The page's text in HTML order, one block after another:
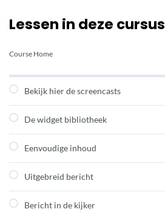
Lessen in deze cursus
Course Home
Bekijk hier de screencasts
De widget bibliotheek
Eenvoudige inhoud
Uitgebreid bericht
Bericht in de kijker